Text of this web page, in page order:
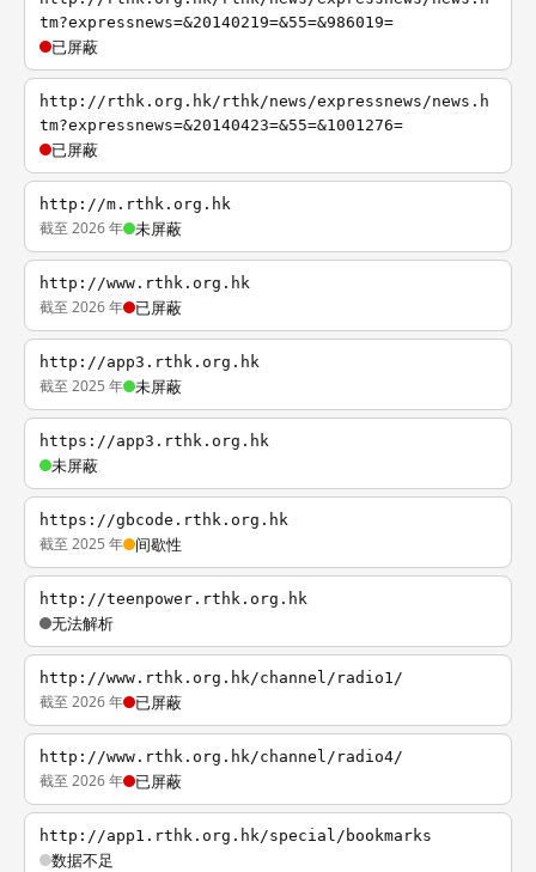
tm?expressnews=&20140219=&55=&986019=
已屏蔽
http://rthk.org.hk/rthk/news/expressnews/news.h
tm?expressnews=&20140423=&55=&1001276=
已屏蔽
http://m.rthk.org.hk
截至 2026 年 未屏蔽
http://www.rthk.org.hk
截至 2026 年 已屏蔽
http://app3.rthk.org.hk
截至 2025 年 未屏蔽
https://app3.rthk.org.hk
未屏蔽
https://gbcode.rthk.org.hk
截至 2025 年 间歇性
http://teenpower.rthk.org.hk
无法解析
http://www.rthk.org.hk/channel/radio1/
截至 2026 年 已屏蔽
http://www.rthk.org.hk/channel/radio4/
截至 2026 年 已屏蔽
http://app1.rthk.org.hk/special/bookmarks
数据不足